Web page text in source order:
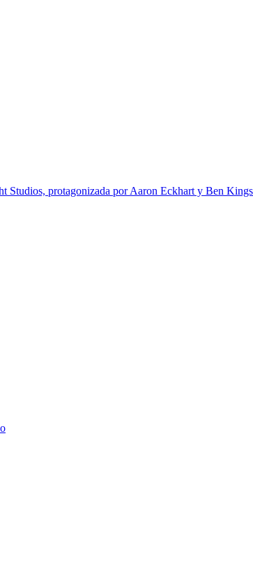
Studios, protagonizada por Aaron Eckhart y Ben